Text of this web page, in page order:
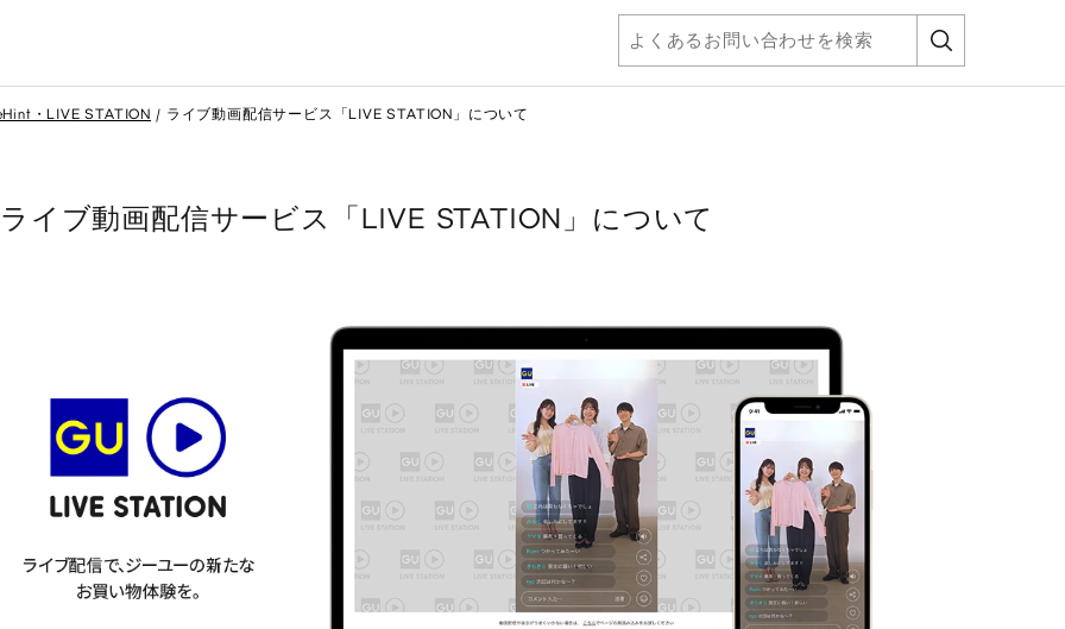
・LIVE STATION ライブ動画配信サービス「LIVE STATION」について
ライブ動画配信サービス「LIVE STATION」について